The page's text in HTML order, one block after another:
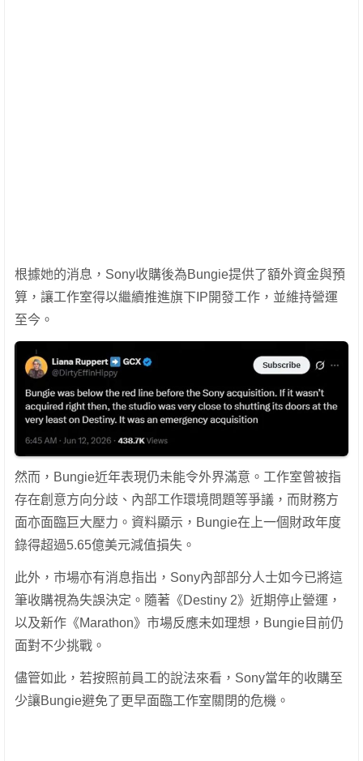
根據她的消息，Sony收購後為Bungie提供了額外資金與預
算，讓工作室得以繼續推進旗下IP開發工作，並維持營運
至今。
然而，Bungie近年表現仍未能令外界滿意。工作室曾被指
存在創意方向分歧、內部工作環境問題等爭議，而財務方
面亦面臨巨大壓力。資料顯示，Bungie在上一個財政年度
錄得超過5.65億美元減值損失。
此外，市場亦有消息指出，Sony內部部分人士如今已將這
筆收購視為失誤決定。隨著《Destiny 2》近期停止營運，
以及新作《Marathon》市場反應未如理想，Bungie目前仍
面對不少挑戰。
儘管如此，若按照前員工的說法來看，Sony當年的收購至
少讓Bungie避免了更早面臨工作室關閉的危機。